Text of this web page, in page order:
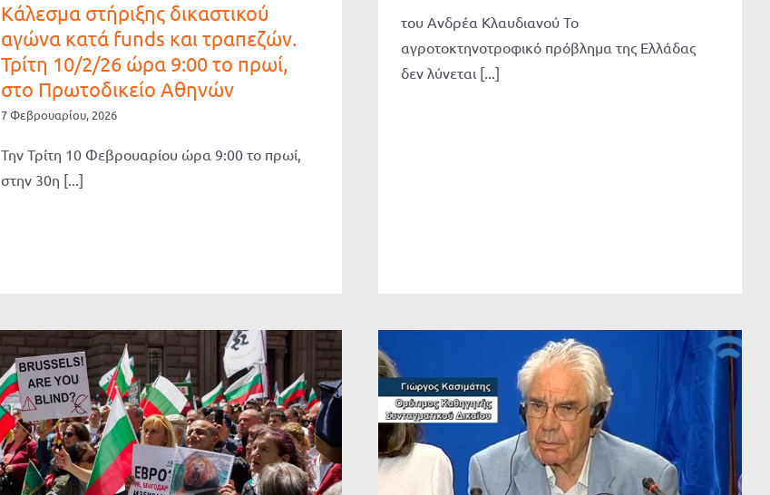
Kάλεσμα στήριξης δικαστικού
αγώνα κατά funds και τραπεζών.
Τρίτη 10/2/26 ώρα 9:00 το πρωί,
στο Πρωτοδικείο Αθηνών
7 Φεβρουαρίου, 2026
Την Τρίτη 10 Φεβρουαρίου ώρα 9:00 το πρωί,
στην 30η [...]
του Ανδρέα Κλαυδιανού Το
αγροτοκτηνοτροφικό πρόβλημα της Ελλάδας
δεν λύνεται [...]